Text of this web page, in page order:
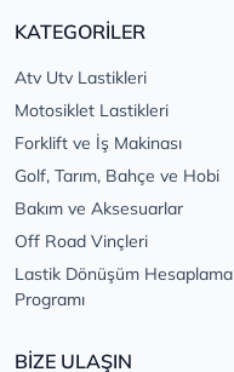
KATEGORİLER
Atv Utv Lastikleri
Motosiklet Lastikleri
Forklift ve İş Makinası
Golf, Tarım, Bahçe ve Hobi
Bakım ve Aksesuarlar
Off Road Vinçleri
Lastik Dönüşüm Hesaplama
Programı
BİZE ULAŞIN